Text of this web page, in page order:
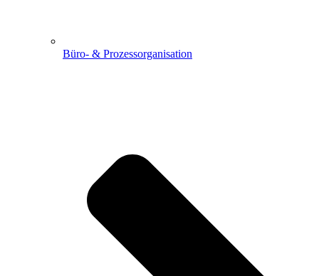
Büro- & Prozessorganisation